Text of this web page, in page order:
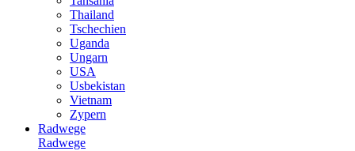
Thailand
Tschechien
Uganda
Ungarn
USA
Usbekistan
Vietnam
Zypern
Radwege
Radwege